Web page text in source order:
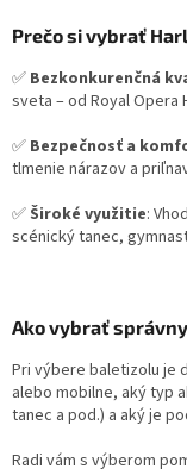
Prečo si vybrať
✅ Bezkonkurenčná
sveta – od Royal Opera
✅ Bezpečnosť a
tlmenie nárazov a
✅Široké využitie:
scénický tanec,
Ako vybrať
Pri výbere baletizolu je
alebo mobilne, aký typ
tanec a pod.) a aký je
Radi vám s výberom